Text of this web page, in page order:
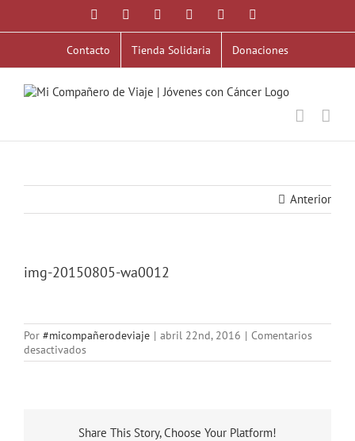
contenido
Facebook YouTubeInstagramCorreo
Contacto Tienda Solidaria Donaciones
Anterior
img-20150805-wa0012
Por #micompañerodeviaje | abril 22nd, 2016 | Comentarios
desactivadosen
img-
Share This Story, Choose Your Platform!